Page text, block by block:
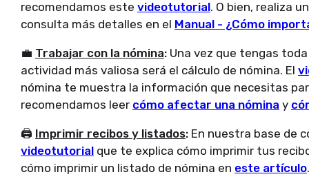
recomendamos este videotutorial. O bien, realiza
consulta más detalles en el Manual - ¿Cómo
💼 Trabajar con la nómina: Una vez que tengas
actividad más valiosa será el cálculo de nómina. El
nómina te muestra la información que necesitas
recomendamos leer cómo afectar una nómina y
🖨️ Imprimir recibos y listados: En nuestra base de
videotutorial que te explica cómo imprimir tus
cómo imprimir un listado de nómina en este artículo